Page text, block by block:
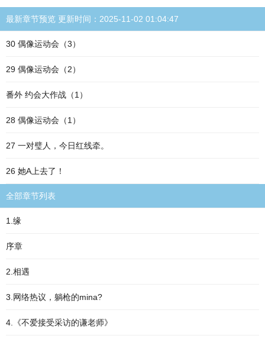
最新章节预览 更新时间：2025-11-02 01:04:47
30 偶像运动会（3）
29 偶像运动会（2）
番外 约会大作战（1）
28 偶像运动会（1）
27 一对璧人，今日红线牵。
26 她A上去了！
全部章节列表
1.缘
序章
2.相遇
3.网络热议，躺枪的mina?
4.《不爱接受采访的谦老师》